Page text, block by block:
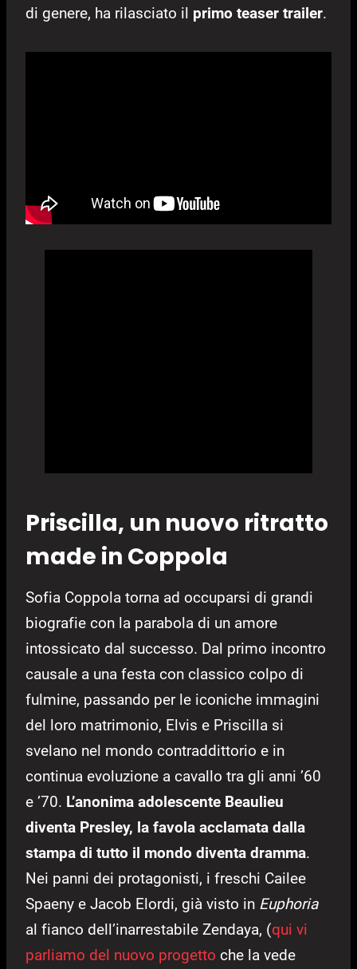
di genere, ha rilasciato il primo teaser trailer.
Priscilla, un nuovo ritratto
made in Coppola
Sofia Coppola torna ad occuparsi di grandi
biografie con la parabola di un amore
intossicato dal successo. Dal primo incontro
causale a una festa con classico colpo di
fulmine, passando per le iconiche immagini
del loro matrimonio, Elvis e Priscilla si
svelano nel mondo contraddittorio e in
continua evoluzione a cavallo tra gli anni ’60
e ’70. L’anonima adolescente Beaulieu
diventa Presley, la favola acclamata dalla
stampa di tutto il mondo diventa dramma.
Nei panni dei protagonisti, i freschi Cailee
Spaeny e Jacob Elordi, già visto in Euphoria
al fianco dell’inarrestabile Zendaya, (qui vi
parliamo del nuovo progetto che la vede